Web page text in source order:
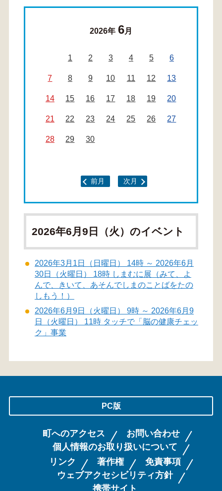
2026年 6月
1 2 3 4 5 6
7 8 9 10 11 12 13
14 15 16 17 18 19 20
21 22 23 24 25 26 27
28 29 30
前月 次月
2026年6月9日（火）のイベント
2026年3月1日（日曜日） 14時 ～ 2026年6月
30日（火曜日） 18時 しまむに展（みて、よ
んで、きいて、あそんでしまのことばをたの
しもう！）
2026年6月9日（火曜日） 9時 ～ 2026年6月9
日（火曜日） 11時 タッチで「脳の健康チェッ
ク」事業
PC版
町へのアクセス
お問い合わせ
個人情報のお取り扱いについて
リンク
著作権
免責事項
ウェブアクセシビリティ方針
携帯サイト